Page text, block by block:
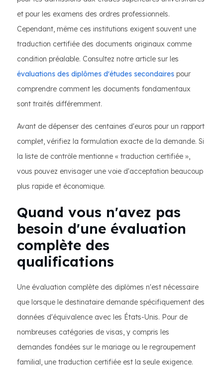
et pour les examens des ordres professionnels.
Cependant, même ces institutions exigent souvent une
traduction certifiée des documents originaux comme
condition préalable. Consultez notre article sur les
évaluations des diplômes d'études secondaires pour
comprendre comment les documents fondamentaux
sont traités différemment.
Avant de dépenser des centaines d'euros pour un rapport
complet, vérifiez la formulation exacte de la demande. Si
la liste de contrôle mentionne « traduction certifiée »,
vous pouvez envisager une voie d'acceptation beaucoup
plus rapide et économique.
Quand vous n'avez pas
besoin d'une évaluation
complète des
qualifications
Une évaluation complète des diplômes n'est nécessaire
que lorsque le destinataire demande spécifiquement des
données d'équivalence avec les États-Unis. Pour de
nombreuses catégories de visas, y compris les
demandes fondées sur le mariage ou le regroupement
familial, une traduction certifiée est la seule exigence.